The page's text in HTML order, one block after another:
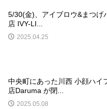
5/30(金)、アイブロウ&まつげ
店 IVY-LI...
2025.04.25
中央町にあった川西 小顔ハイ
店Daruma が閉...
2025.05.08